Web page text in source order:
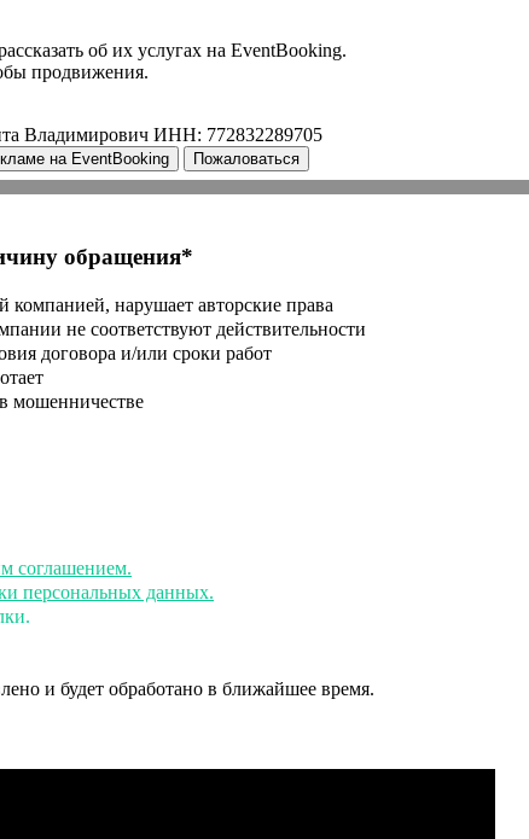
об их услугах на EventBooking.
продвижения.
Владимирович ИНН: 772832289705
на EventBooking Пожаловаться
обращения*
компанией, нарушает авторские права
не соответствуют действительности
договора и/или сроки работ
мошенничестве
соглашением.
персональных данных.
и будет обработано в ближайшее время.